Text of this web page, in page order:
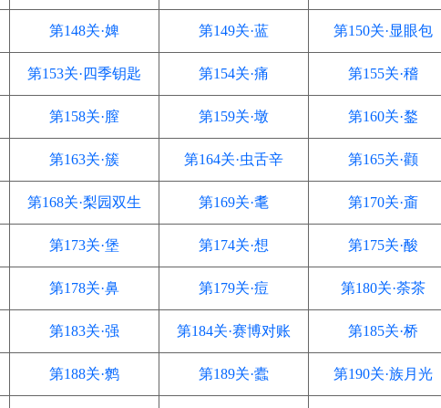
第148关·婢 第149关·蓝 第150关·显眼包
第153关·四季钥匙 第154关·痛 第155关·稽
第158关·膣 第159关·墩 第160关·鍪
第163关·簇 第164关·虫舌辛 第165关·颧
第168关·梨园双生 第169关·耄 第170关·齑
第173关·堡 第174关·想 第175关·酸
第178关·鼻 第179关·痘 第180关·荼茶
第183关·强 第184关·赛博对账 第185关·桥
第188关·鹩 第189关·蠹 第190关·族月光